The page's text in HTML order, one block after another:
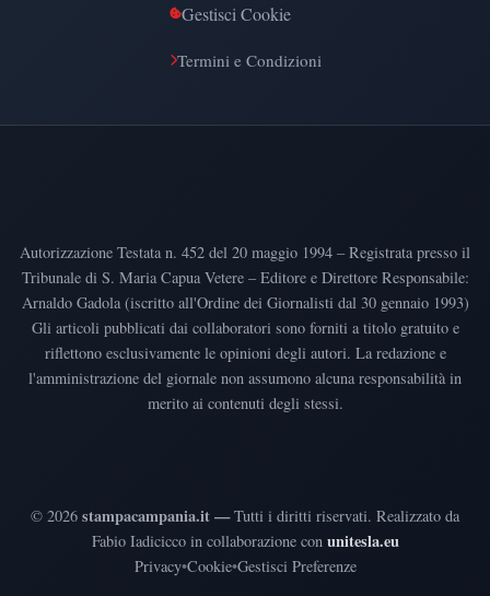
Gestisci Cookie
Termini e Condizioni
Autorizzazione Testata n. 452 del 20 maggio 1994 – Registrata presso il
Tribunale di S. Maria Capua Vetere – Editore e Direttore Responsabile:
Arnaldo Gadola (iscritto all'Ordine dei Giornalisti dal 30 gennaio 1993)
Gli articoli pubblicati dai collaboratori sono forniti a titolo gratuito e
riflettono esclusivamente le opinioni degli autori. La redazione e
l'amministrazione del giornale non assumono alcuna responsabilità in
merito ai contenuti degli stessi.
© 2026 stampacampania.it —Tutti i diritti riservati. Realizzato da
Fabio Iadicicco in collaborazione con unitesla.eu
Privacy•Cookie•Gestisci Preferenze